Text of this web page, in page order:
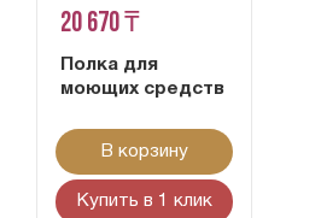
20 670 ₸
Полка для
моющих средств
В корзину
Купить в 1 клик